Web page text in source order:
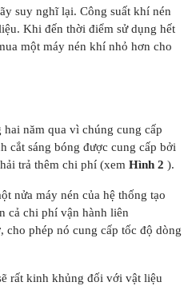
suy nghĩ lại. Công suất khí nén
Khi đến thời điểm sử dụng hết
một máy nén khí nhỏ hơn cho
năm qua vì chúng cung cấp
cắt sáng bóng được cung cấp bởi
trả thêm chi phí (xem Hình 2 ).
nửa máy nén của hệ thống tạo
cả chi phí vận hành liên
phép nó cung cấp tốc độ dòng
rất kinh khủng đối với vật liệu